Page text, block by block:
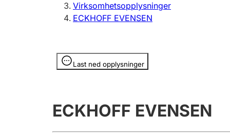
Virksomhetsopplysninger
ECKHOFF EVENSEN
Last ned opplysninger
Opplysninger er skjult
ECKHOFF EVENSEN